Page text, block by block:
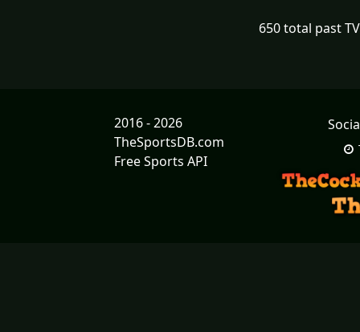
650 total past
2016 - 2026
TheSportsDB.com
Free Sports API